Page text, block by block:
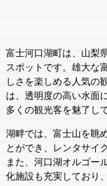
富士河口湖町は、山梨
スポットです。雄大な
しさを楽しめる人気の
は、透明度の高い水面
多くの観光客を魅了し
湖畔では、富士山を眺
とができ、レンタサイ
また、河口湖オルゴー
化施設も充実しており